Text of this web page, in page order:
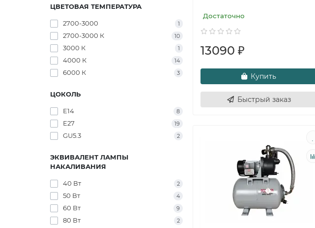
ЦВЕТОВАЯ ТЕМПЕРАТУРА
2700-3000 1
2700-3000 К 10
3000 К 1
4000 К 14
6000 К 3
ЦОКОЛЬ
E14 8
E27 19
GU5.3 2
ЭКВИВАЛЕНТ ЛАМПЫ
НАКАЛИВАНИЯ
40 Вт 2
50 Вт 4
60 Вт 9
80 Вт 2
Достаточно
13090 ₽
Купить
Быстрый заказ